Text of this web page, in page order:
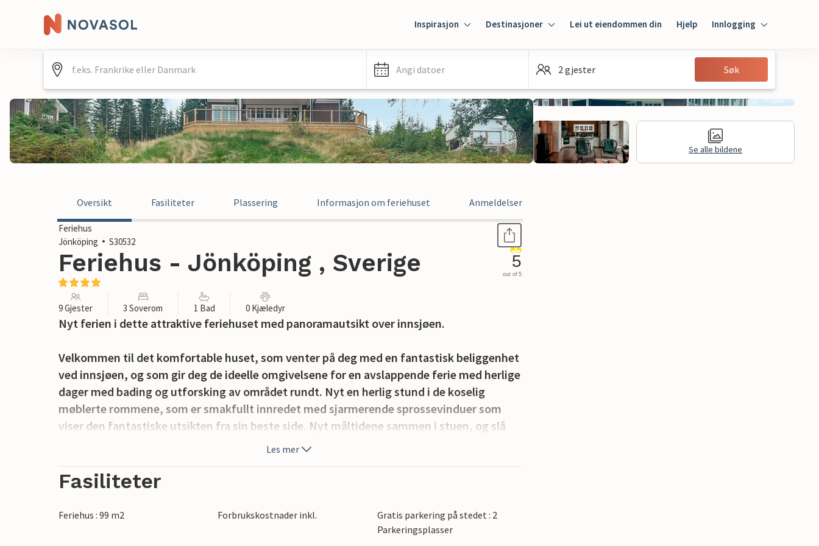
Inspirasjon Destinasjoner Lei ut eiendommen din Hjelp Innlogging
Innlogging
Gjest
Angi datoer 2 gjester Søk
Se alle bildene
Oversikt Fasiliteter Plassering Informasjon om feriehuset Anmeldelser
Feriehus
Jönköping
S30532
Feriehus - Jönköping , Sverige 5
out of 5
9 Gjester 3 Soverom 1 Bad 0 Kjæledyr
Nyt ferien i dette attraktive feriehuset med panoramautsikt over innsjøen.
Velkommen til det komfortable huset, som venter på deg med en fantastisk beliggenhet
ved innsjøen, og som gir deg de ideelle omgivelsene for en avslappende ferie med herlige
dager med bading og utforsking av området rundt. Nyt en herlig stund i de koselig
møblerte rommene, som er smakfullt innredet med sjarmerende sprossevinduer som
viser den fantastiske utsikten fra sin beste side. Nyt måltidene sammen i stuen, og slå
dere ned i den koselige sofaen om kvelden etter utfluktene, hvor dere kan prate, slappe
sommerkvelder utendørs med kald drikke og deilige grillretter.
Les mer
Fasiliteter
Feriehus : 99 m2 Forbrukskostnader inkl.
Gratis parkering på stedet : 2
Parkeringsplasser